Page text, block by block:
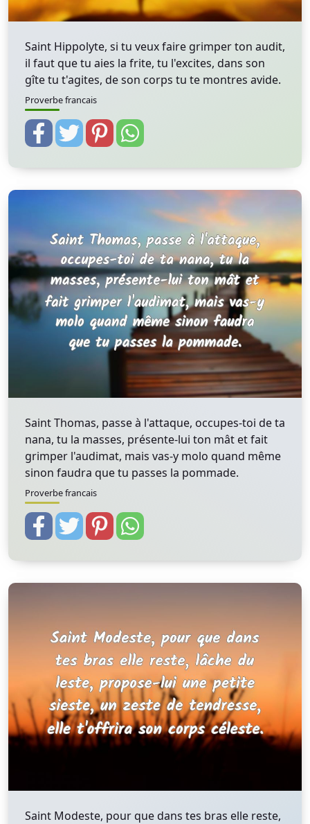
Saint Hippolyte, si tu veux faire grimper ton audit,
il faut que tu aies la frite, tu l'excites, dans son
gîte tu t'agites, de son corps tu te montres avide.
Proverbe francais
Saint Thomas, passe à l'attaque, occupes-toi de ta
nana, tu la masses, présente-lui ton mât et fait
grimper l'audimat, mais vas-y molo quand même
sinon faudra que tu passes la pommade.
Proverbe francais
Saint Modeste, pour que dans tes bras elle reste,